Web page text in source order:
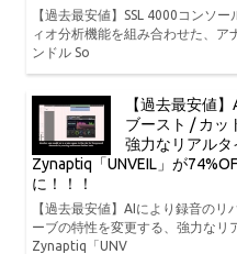
【過去最安値】SSL 4000コンソ
ィオ分析機能を組み合わせた、
ンドル So
【過去最安値
ブースト / カッ
強力なリアル
Zynaptiq「UNVEIL」が
に！！！
【過去最安値】AIにより録音の
ーブの特性を変更する、強力なリ
Zynaptiq「UNV